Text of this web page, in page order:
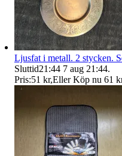
Ljusfat i metall. 2 stycken.
Sluttid21:44 7 aug 21:44.
Pris:51 kr,Eller Köp nu 61